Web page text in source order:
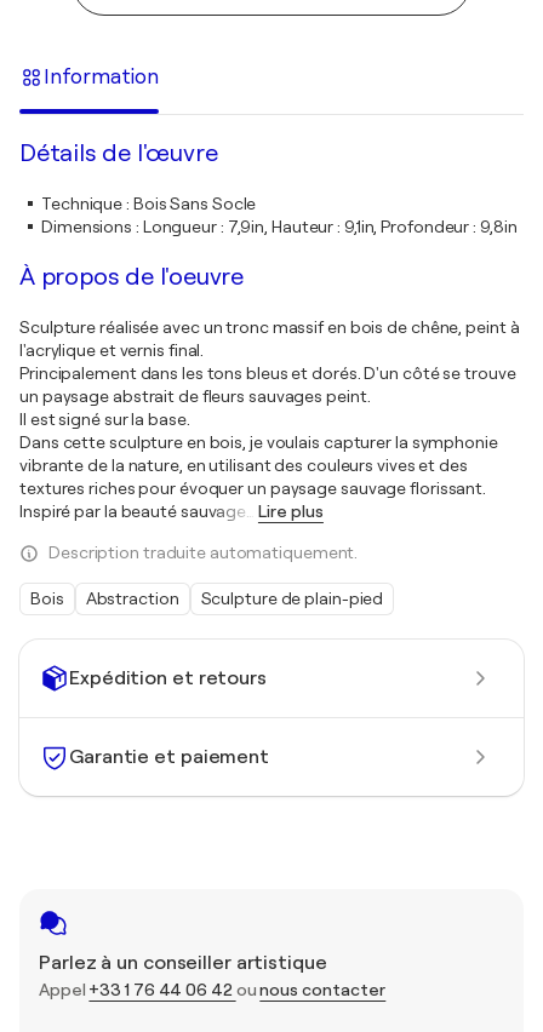
Expédition et retours
Garantie et paiement
Parlez à un conseiller artistique
Appel +33 1 76 44 06 42 ounous contacter
Information
Détails de l'œuvre
Technique: Bois Sans Socle
Dimensions : Longueur : 7,9in, Hauteur : 9,1in, Profondeur : 9,8in
À propos de l'oeuvre
Sculpture réalisée avec un tronc massif en bois de chêne, peint à
l'acrylique et vernis final.
Principalement dans les tons bleus et dorés. D'un côté se trouve
un paysage abstrait de fleurs sauvages peint.
Il est signé sur la base.
Dans cette sculpture en bois, je voulais capturer la symphonie
vibrante de la nature, en utilisant des couleurs vives et des
textures riches pour évoquer un paysage sauvage florissant.
Inspiré par la beauté sauvage
Lire plus
Description traduite automatiquement.
Bois Abstraction Sculpture de plain-pied